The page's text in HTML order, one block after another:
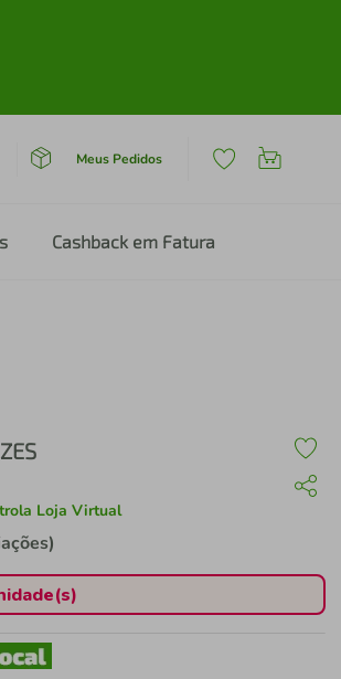
Meus Pedidos
Cashback em Fatura
Loja Virtual